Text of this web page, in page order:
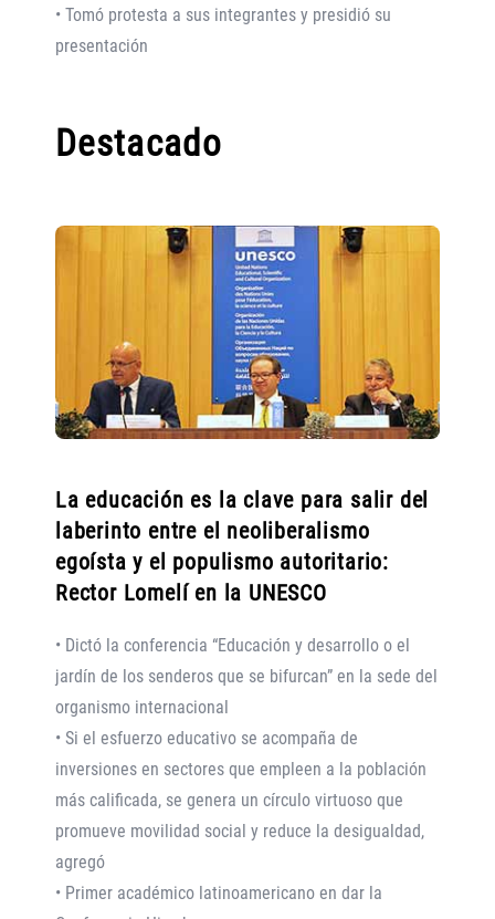
• Tomó protesta a sus integrantes y presidió su
presentación
Destacado
La educación es la clave para salir del
laberinto entre el neoliberalismo
egoísta y el populismo autoritario:
Rector Lomelí en la UNESCO
• Dictó la conferencia “Educación y desarrollo o el
jardín de los senderos que se bifurcan” en la sede del
organismo internacional
• Si el esfuerzo educativo se acompaña de
inversiones en sectores que empleen a la población
más calificada, se genera un círculo virtuoso que
promueve movilidad social y reduce la desigualdad,
agregó
• Primer académico latinoamericano en dar la